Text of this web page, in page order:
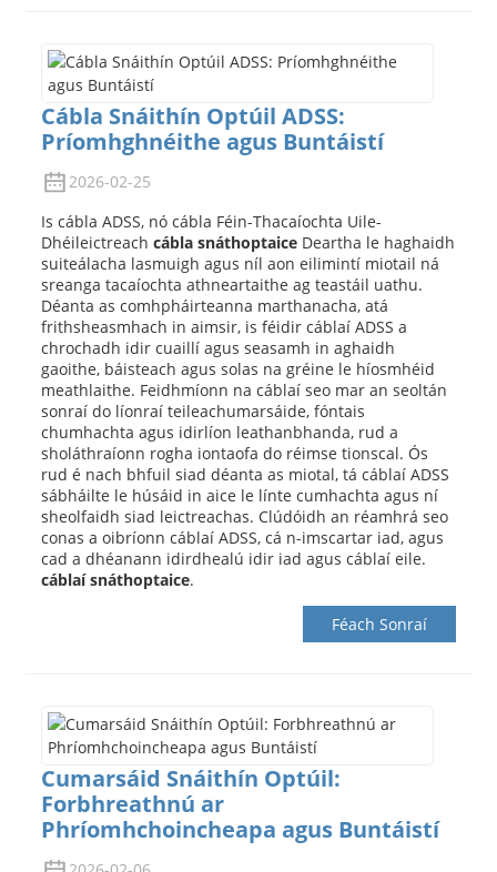
Cábla Snáithín Optúil ADSS:
Príomhghnéithe agus Buntáistí
2026-02-25
Is cábla ADSS, nó cábla Féin-Thacaíochta Uile-
Dhéileictreach cábla snáthoptaiceDeartha le haghaidh
suiteálacha lasmuigh agus níl aon eilimintí miotail ná
sreanga tacaíochta athneartaithe ag teastáil uathu.
Déanta as comhpháirteanna marthanacha, atá
frithsheasmhach in aimsir, is féidir cáblaí ADSS a
chrochadh idir cuaillí agus seasamh in aghaidh
gaoithe, báisteach agus solas na gréine le híosmhéid
meathlaithe. Feidhmíonn na cáblaí seo mar an seoltán
sonraí do líonraí teileachumarsáide, fóntais
chumhachta agus idirlíon leathanbhanda, rud a
sholáthraíonn rogha iontaofa do réimse tionscal. Ós
rud é nach bhfuil siad déanta as miotal, tá cáblaí ADSS
sábháilte le húsáid in aice le línte cumhachta agus ní
sheolfaidh siad leictreachas. Clúdóidh an réamhrá seo
conas a oibríonn cáblaí ADSS, cá n-imscartar iad, agus
cad a dhéanann idirdhealú idir iad agus cáblaí eile.
cáblaí snáthoptaice.
Féach Sonraí
Cumarsáid Snáithín Optúil:
Forbhreathnú ar
Phríomhchoincheapa agus Buntáistí